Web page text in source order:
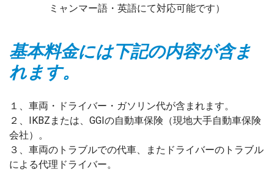
ミャンマー語・英語にて対応可能です）
基本料金には下記の内容が含ま
れます。
１、車両・ドライバー・ガソリン代が含まれます。
２、IKBZまたは、GGIの自動車保険（現地大手自動車保険
会社）。
３、車両のトラブルでの代車、またドライバーのトラブル
による代理ドライバー。